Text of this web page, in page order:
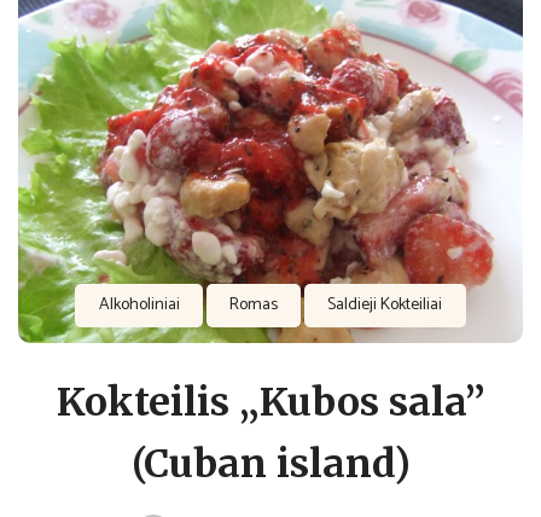
Alkoholiniai Romas Saldieji Kokteiliai
Kokteilis „Kubos sala”
(Cuban island)